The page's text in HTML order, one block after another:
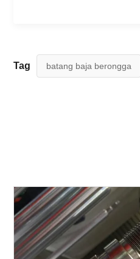
Tag batang baja berongga